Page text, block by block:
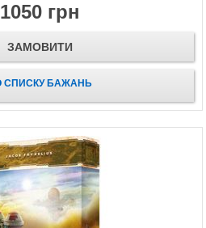
1050 грн
ЗАМОВИТИ
СПИСКУ БАЖАНЬ